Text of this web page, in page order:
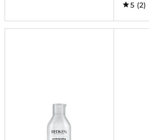
5 (2)